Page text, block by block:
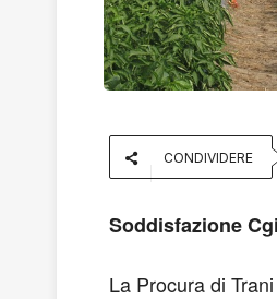
CONDIVIDERE
Soddisfazione
La Procura di